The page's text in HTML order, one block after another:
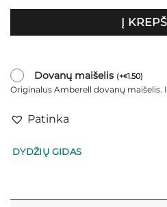
Į
Dovanų maišelis (+€1.50)
Originalus Amberell dovanų maišelis.
Patinka
DYDŽIŲ GIDAS